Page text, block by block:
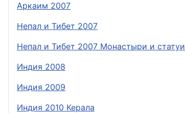
Аркаим 2007
Непал и Тибет 2007
Непал и Тибет 2007 Монастыри и статуи
Индия 2008
Индия 2009
Индия 2010 Керала